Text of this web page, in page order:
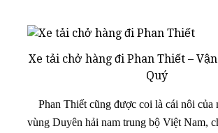
Xe tải chở hàng đi Phan Thiết –
Quý
Phan Thiết cũng được coi là cái nôi của
vùng Duyên hải nam trung bộ Việt Nam,